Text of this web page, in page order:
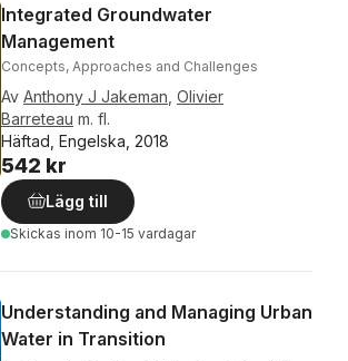
Integrated Groundwater
Management
Concepts, Approaches and Challenges
Av Anthony J Jakeman Olivier
Barreteau m. fl.
Häftad, Engelska, 2018
542 kr
Lägg till
Skickas inom 10-15 vardagar
Understanding and Managing Urban
Water in Transition